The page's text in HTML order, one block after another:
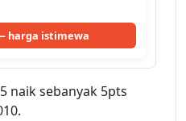
harga istimewa
naik sebanyak 5pts